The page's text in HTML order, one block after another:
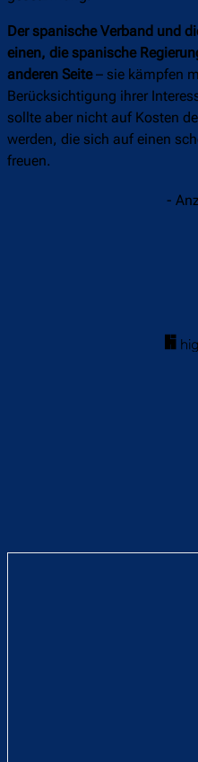
Der spanische Verband und
einen, die spanische
anderen Seite– sie kämpfen
Berücksichtigung ihrer
sollte aber nicht auf Kosten
werden, die sich auf einen
freuen.
-